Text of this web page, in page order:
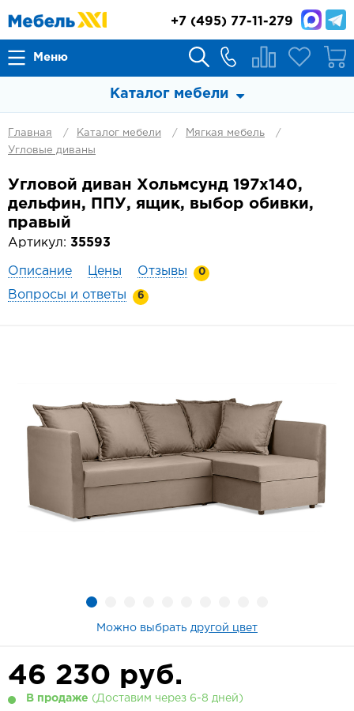
Меню
+7 (495) 77-11-279
Каталог мебели
Главная Каталог мебели
Мягкая мебель
Угловые диваны
Угловой диван Хольмсунд 197х140,
дельфин, ППУ, ящик, выбор обивки,
правый
Артикул: 35593
Описание Цены Отзывы 0
Вопросы и ответы 6
Можно выбрать другой цвет
46 230 руб.
В продаже (Доставим через 6-8 дней)